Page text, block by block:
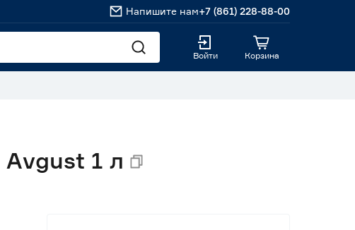
Напишите нам+7 (861) 228-88-00
Войти Корзина
1 л